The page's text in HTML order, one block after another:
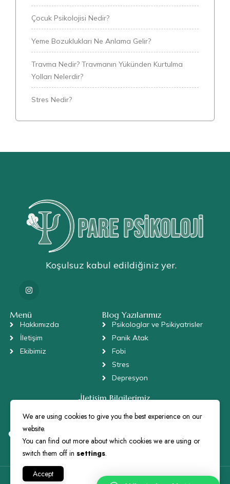
Çocuk Psikolojisi Nedir?
Yeme Bozuklukları Ne Anlama Gelir?
Travma Nedir? Travmanın Yükünden Kurtulma
Yolları Nelerdir?
Stres Nedir?
Koşulsuz kabul edildiğiniz yer.
Menü
Hakkımızda
İletişim
Ekibimiz
Blog Yazılarımız
Psikologlar ve Psikiyatrisler
Panik Atak
Fobi
Stres
Depresyon
İletişim Bilgilerimiz
+90 505 672 72 73
danis@parepsikoloji.com
Bulgurlu, Sütçü Sokak, No: 6/2 , Daire: 3, Üsküdar/İstanbul
34696
Copyright © Pare Psikoloji 2024. Kilobyte Ajans Tarafından
We are using cookies to give you the best experience on our
website.
You can find out more about which cookies we are using or
switch them off in settings.
Accept